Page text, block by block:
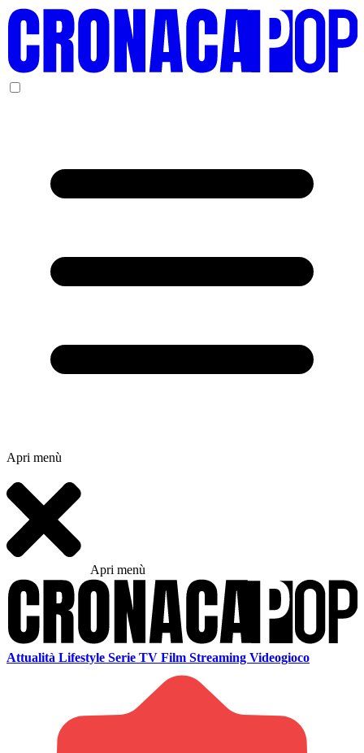
Apri menù
Apri menù
Attualità Lifestyle Serie TV Film Streaming Videogioco